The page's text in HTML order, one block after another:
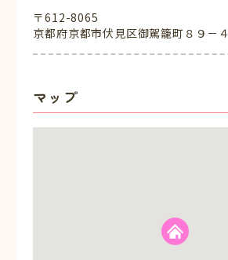
〒612-8065
京都府京都市伏見区御駕籠町８９－４
マップ